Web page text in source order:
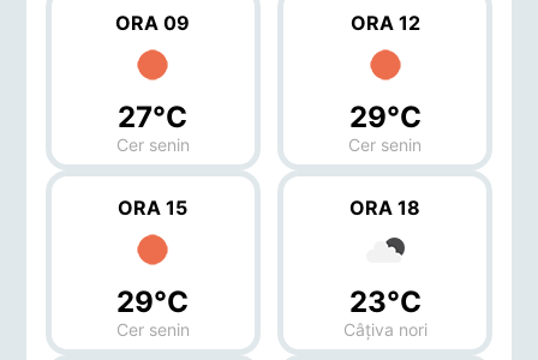
ORA 09
27°C
Cer senin
ORA 12
29°C
Cer senin
ORA 15
29°C
Cer senin
ORA 18
23°C
Câțiva nori